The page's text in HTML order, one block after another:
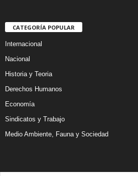
CATEGORÍA POPULAR
Internacional
Nacional
Historia y Teoria
Derechos Humanos
Economía
Sindicatos y Trabajo
Medio Ambiente, Fauna y Sociedad